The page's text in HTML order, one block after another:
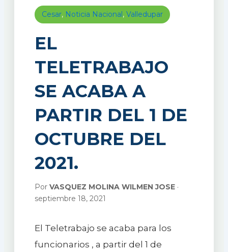
Cesar, Noticia Nacional, Valledupar
EL
TELETRABAJO
SE ACABA A
PARTIR DEL 1 DE
OCTUBRE DEL
2021.
Por VASQUEZ MOLINA WILMEN JOSE·
septiembre 18, 2021
El Teletrabajo se acaba para los
funcionarios , a partir del 1 de